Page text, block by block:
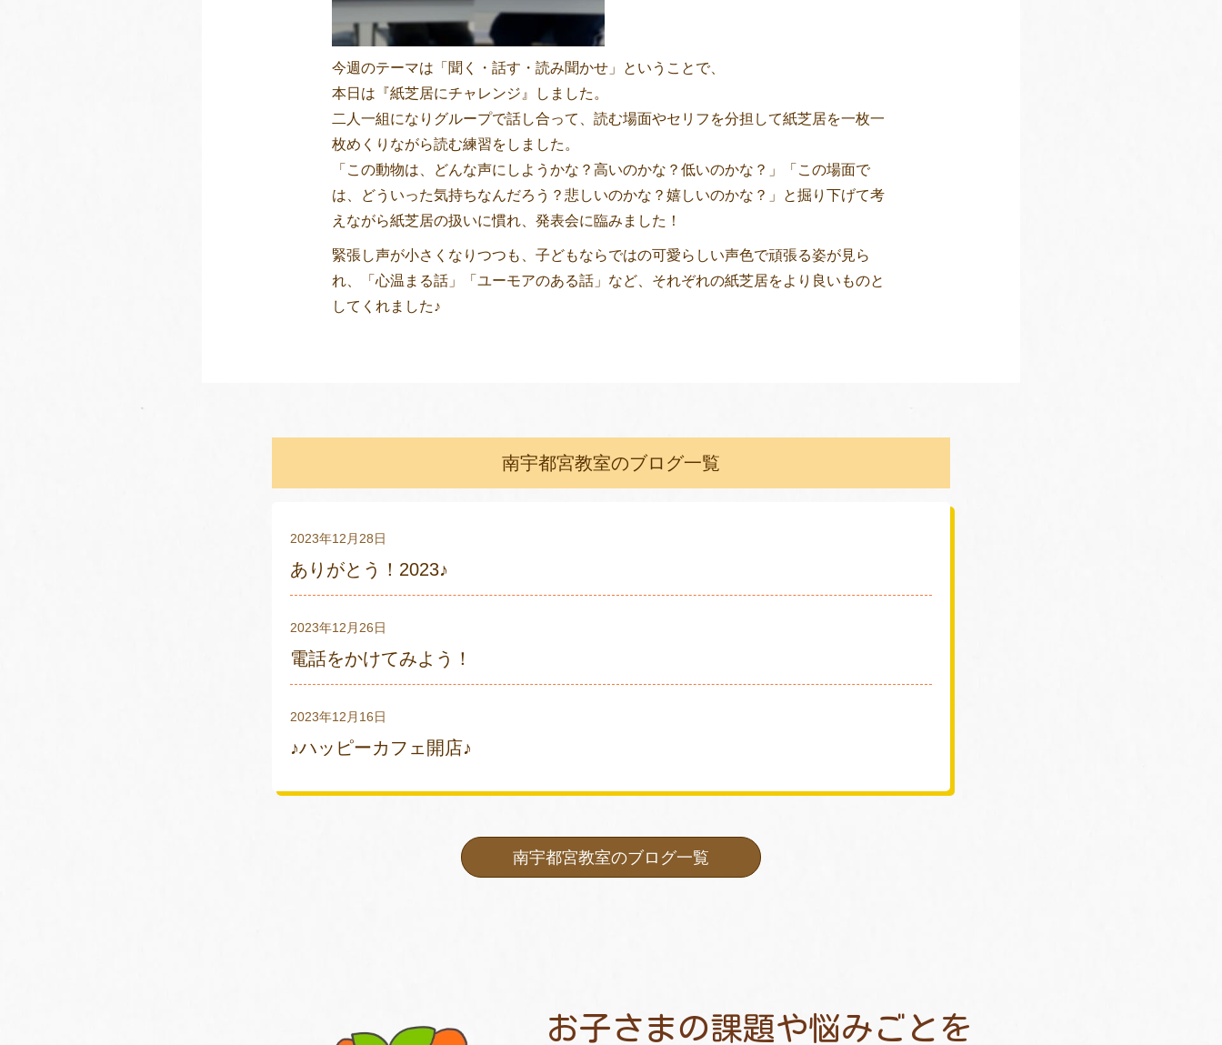
今週のテーマは「聞く・話す・読み聞かせ」ということで、
本日は『紙芝居にチャレンジ』しました。
二人一組になりグループで話し合って、読む場面やセリフを分担して紙芝居を一枚一
枚めくりながら読む練習をしました。
「この動物は、どんな声にしようかな？高いのかな？低いのかな？」「この場面で
は、どういった気持ちなんだろう？悲しいのかな？嬉しいのかな？」と掘り下げて考
えながら紙芝居の扱いに慣れ、発表会に臨みました！
緊張し声が小さくなりつつも、子どもならではの可愛らしい声色で頑張る姿が見ら
れ、「心温まる話」「ユーモアのある話」など、それぞれの紙芝居をより良いものと
してくれました♪
南宇都宮教室のブログ一覧
2023年12月28日
ありがとう！2023♪
2023年12月26日
電話をかけてみよう！
2023年12月16日
♪ハッピーカフェ開店♪
南宇都宮教室のブログ一覧
お子さまの課題や悩みごとを